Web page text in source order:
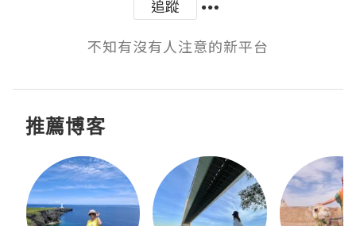
追蹤
不知有沒有人注意的新平台
推薦博客